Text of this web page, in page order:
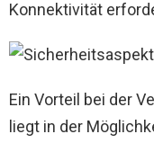
Konnektivität
Ein Vorteil bei der
liegt in der